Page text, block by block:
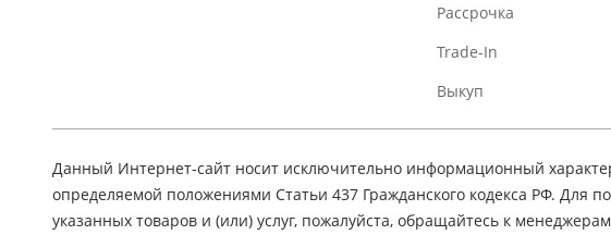
Рассрочка
Trade-In
Выкуп
Данный Интернет-сайт носит исключительно информационный
определяемой положениями Статьи 437 Гражданского кодекса РФ. Для
указанных товаров и (или) услуг, пожалуйста, обращайтесь к